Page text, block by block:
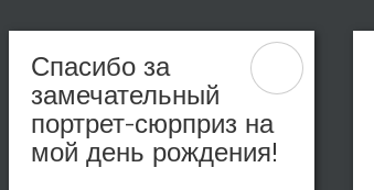
Спасибо за
замечательный
портрет-сюрприз на
мой день рождения!